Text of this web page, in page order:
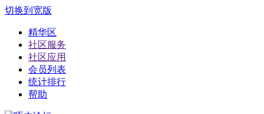
切换到宽版
精华区
社区服务
社区应用
会员列表
统计排行
帮助